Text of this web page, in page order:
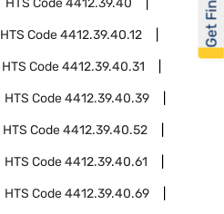
HTS Code4412.39.40
HTS Code4412.39.40.12
HTS Code4412.39.40.31
HTS Code4412.39.40.39
HTS Code4412.39.40.52
HTS Code4412.39.40.61
HTS Code4412.39.40.69